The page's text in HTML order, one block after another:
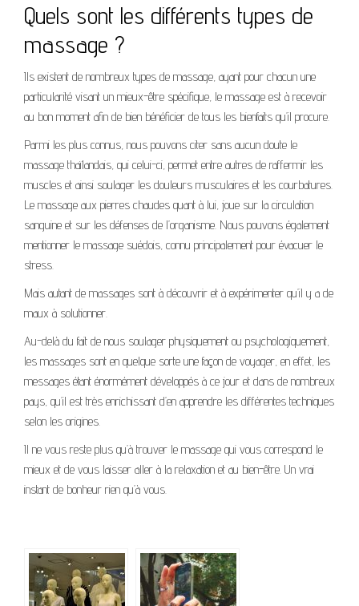
Quels sont les différents types de
massage ?
Ils existent de nombreux types de massage, ayant pour chacun une
particularité visant un mieux-être spécifique, le massage est à recevoir
au bon moment afin de bien bénéficier de tous les bienfaits qu’il procure.
Parmi les plus connus, nous pouvons citer sans aucun doute le
massage thaïlandais, qui celui-ci, permet entre autres de raffermir les
muscles et ainsi soulager les douleurs musculaires et les courbatures.
Le massage aux pierres chaudes quant à lui, joue sur la circulation
sanguine et sur les défenses de l’organisme. Nous pouvons également
mentionner le massage suédois, connu principalement pour évacuer le
stress.
Mais autant de massages sont à découvrir et à expérimenter qu’il y a de
maux à solutionner.
Au-delà du fait de nous soulager physiquement ou psychologiquement,
les massages sont en quelque sorte une façon de voyager, en effet, les
messages étant énormément développés à ce jour et dans de nombreux
pays, qu’il est très enrichissant d’en apprendre les différentes techniques
selon les origines.
Il ne vous reste plus qu’à trouver le massage qui vous correspond le
mieux et de vous laisser aller à la relaxation et au bien-être. Un vrai
instant de bonheur rien qu’à vous.